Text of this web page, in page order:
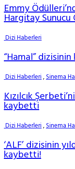
Emmy
Hargitay Sunucu
Dizi Haberleri
“Hamal”
Dizi Haberleri,Sinema
Kızılcık
kaybetti
Dizi Haberleri,Sinema
‘ALF’ dizisinin
kaybetti!